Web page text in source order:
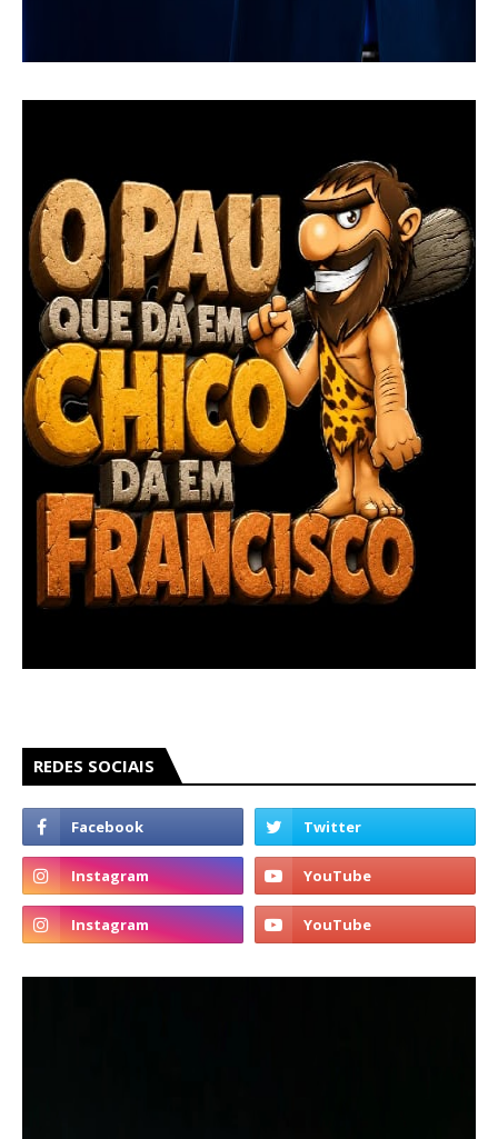
REDES SOCIAIS